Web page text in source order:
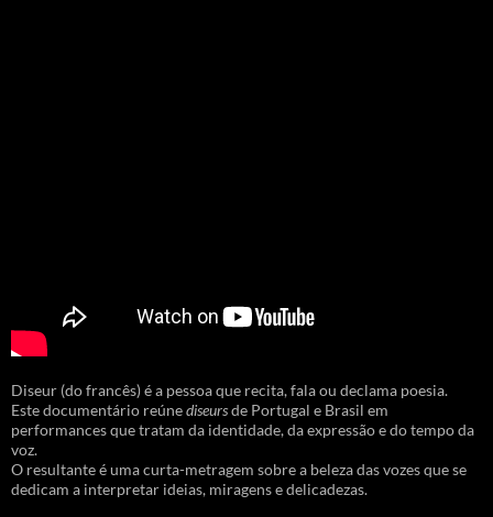
Diseur (do francês) é a pessoa que recita, fala ou declama poesia.
Este documentário reúnediseursde Portugal e Brasil em
performances que tratam da identidade, da expressão e do tempo da
voz.
O resultante é uma curta-metragem sobre a beleza das vozes que se
dedicam a interpretar ideias, miragens e delicadezas.